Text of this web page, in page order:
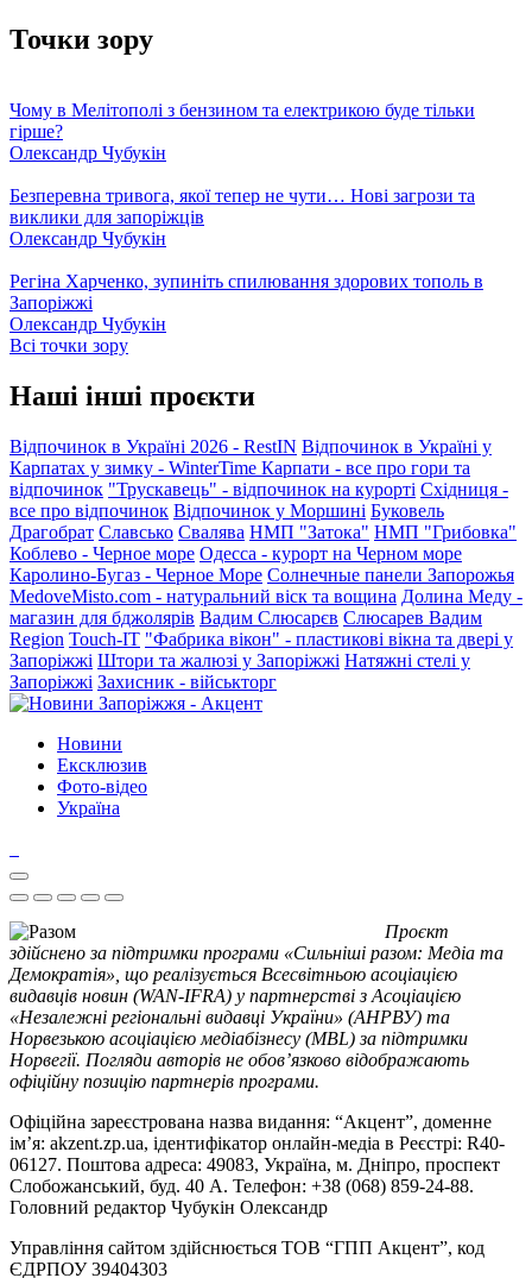
Точки зору
Чому в Мелітополі з бензином та електрикою буде тільки
гірше?
Олександр Чубукін
Безперевна тривога, якої тепер не чути… Нові загрози та
виклики для запоріжців
Олександр Чубукін
Регіна Харченко, зупиніть спилювання здорових тополь в
Запоріжжі
Олександр Чубукін
Всі точки зору
Наші інші проєкти
Відпочинок в Україні 2026 - RestIN Відпочинок в Україні у
Карпатах у зимку - WinterTime Карпати - все про гори та
відпочинок "Трускавець" - відпочинок на курорті Східниця -
все про відпочинок Відпочинок у Моршині Буковель
Драгобрат Славсько Свалява НМП "Затока" НМП "Грибовка"
Коблево - Черное море Одесса - курорт на Черном море
Каролино-Бугаз - Черное Море Солнечные панели Запорожья
MedoveMisto.com - натуральний віск та вощина Долина Меду -
магазин для бджолярів Вадим Слюсарєв Слюсарев Вадим
Region Touch-IT "Фабрика вікон" - пластикові вікна та двері у
Запоріжжі Штори та жалюзі у Запоріжжі Натяжні стелі у
Запоріжжі Захисник - військторг
Новини
Ексклюзив
Фото-відео
Україна
Проєкт
здійснено за підтримки програми «Сильніші разом: Медіа та
Демократія», що реалізується Всесвітньою асоціацією
видавців новин (WAN-IFRA) у партнерстві з Асоціацією
«Незалежні регіональні видавці України» (АНРВУ) та
Норвезькою асоціацією медіабізнесу (MBL) за підтримки
Норвегії. Погляди авторів не обов’язково відображають
офіційну позицію партнерів програми.
Офіційна зареєстрована назва видання: “Акцент”, доменне
ім’я: akzent.zp.ua, ідентифікатор онлайн-медіа в Реєстрі: R40-
06127. Поштова адреса: 49083, Україна, м. Дніпро, проспект
Слобожанський, буд. 40 А. Телефон: +38 (068) 859-24-88.
Головний редактор Чубукін Олександр
Управління сайтом здійснюється ТОВ “ГПП Акцент”, код
ЄДРПОУ 39404303